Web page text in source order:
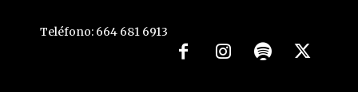
Teléfono: 664 681 6913